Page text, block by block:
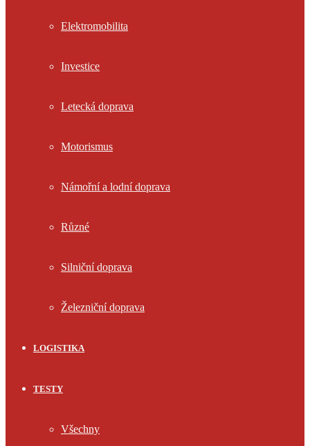
Elektromobilita
Investice
Letecká doprava
Motorismus
Námořní a lodní doprava
Různé
Silniční doprava
Železniční doprava
LOGISTIKA
TESTY
Všechny